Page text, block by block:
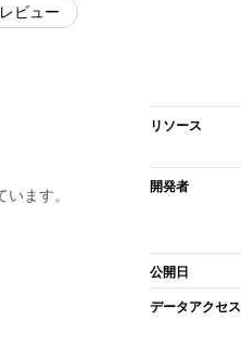
ビュー
ます。
リソース
開発者
公開日
データアクセス